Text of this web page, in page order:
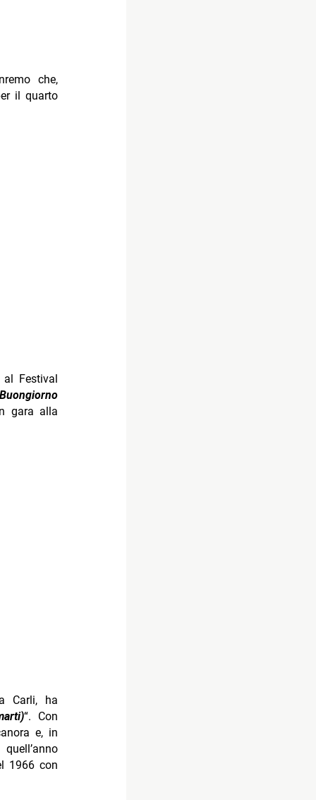
che,
il quarto
Festival
Buongiorno
gara alla
Carli, ha
“. Con
e, in
1966 con